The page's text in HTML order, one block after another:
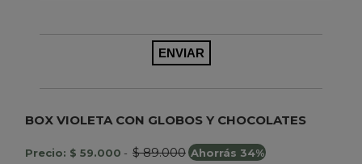
BOX VIOLETA CON GLOBOS Y CHOCOLATES
Precio: $ 59.000 - $ 89.000 Ahorrás 34%